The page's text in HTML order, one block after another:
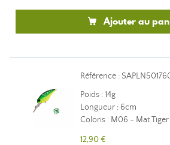
Ajouter au
Référence :
Poids : 14g
Longueur : 6cm
Coloris : M06 - Mat Tiger
12,90 €